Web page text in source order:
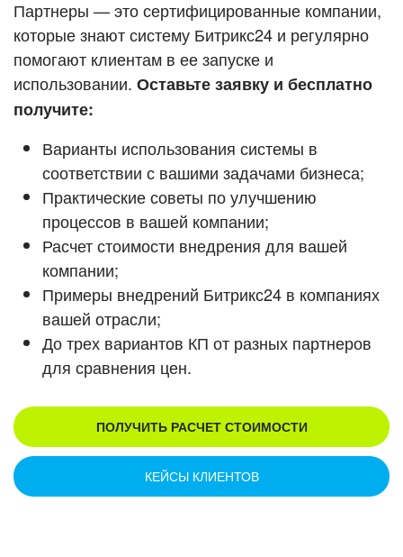
ВХОД
ВХОД
Смотреть видеокейсы
Партнеры — это сертифицированные компании,
которые знают систему Битрикс24 и регулярно
помогают клиентам в ее запуске и
использовании. Оставьте заявку и бесплатно
получите:
Варианты использования системы в
соответствии с вашими задачами бизнеса;
Практические советы по улучшению
процессов в вашей компании;
Расчет стоимости внедрения для вашей
компании;
Примеры внедрений Битрикс24 в компаниях
вашей отрасли;
До трех вариантов КП от разных партнеров
для сравнения цен.
ПОЛУЧИТЬ РАСЧЕТ СТОИМОСТИ
КЕЙСЫ КЛИЕНТОВ